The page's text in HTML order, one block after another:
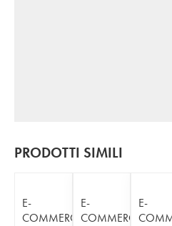
PRODOTTI SIMILI
E-
COMMERCE
E-
COMMERCE
E-